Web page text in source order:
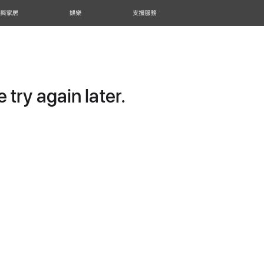
家居 娛樂 支援服務
try again later.